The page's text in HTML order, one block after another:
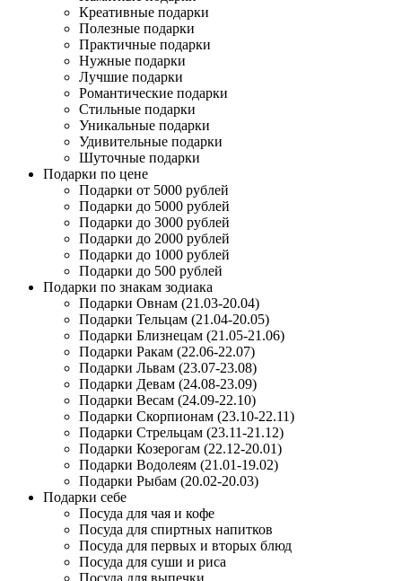
Креативные подарки
Полезные подарки
Практичные подарки
Нужные подарки
Лучшие подарки
Романтические подарки
Стильные подарки
Уникальные подарки
Удивительные подарки
Шуточные подарки
Подарки по цене
Подарки от 5000 рублей
Подарки до 5000 рублей
Подарки до 3000 рублей
Подарки до 2000 рублей
Подарки до 1000 рублей
Подарки до 500 рублей
Подарки по знакам зодиака
Подарки Овнам (21.03-20.04)
Подарки Тельцам (21.04-20.05)
Подарки Близнецам (21.05-21.06)
Подарки Ракам (22.06-22.07)
Подарки Львам (23.07-23.08)
Подарки Девам (24.08-23.09)
Подарки Весам (24.09-22.10)
Подарки Скорпионам (23.10-22.11)
Подарки Стрельцам (23.11-21.12)
Подарки Козерогам (22.12-20.01)
Подарки Водолеям (21.01-19.02)
Подарки Рыбам (20.02-20.03)
Подарки себе
Посуда для чая и кофе
Посуда для спиртных напитков
Посуда для первых и вторых блюд
Посуда для суши и риса
Посуда для выпечки